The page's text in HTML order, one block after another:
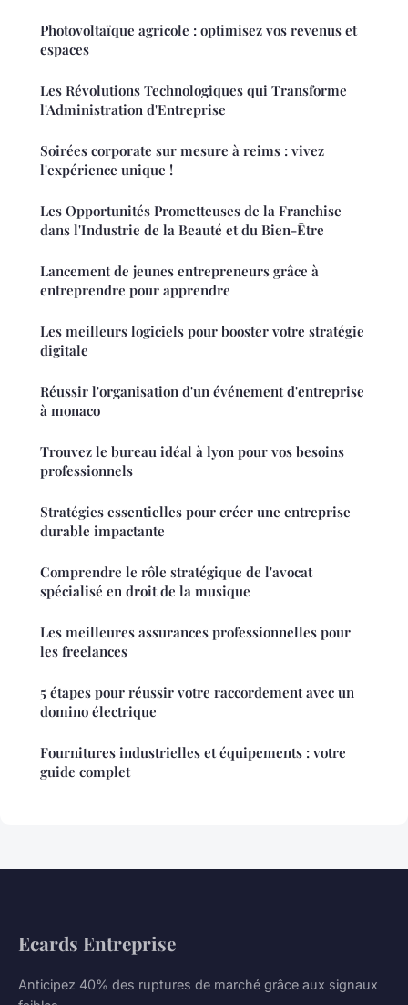
Photovoltaïque agricole : optimisez vos revenus et
espaces
Les Révolutions Technologiques qui Transforme
l'Administration d'Entreprise
Soirées corporate sur mesure à reims : vivez
l'expérience unique !
Les Opportunités Prometteuses de la Franchise
dans l'Industrie de la Beauté et du Bien-Être
Lancement de jeunes entrepreneurs grâce à
entreprendre pour apprendre
Les meilleurs logiciels pour booster votre stratégie
digitale
Réussir l'organisation d'un événement d'entreprise
à monaco
Trouvez le bureau idéal à lyon pour vos besoins
professionnels
Stratégies essentielles pour créer une entreprise
durable impactante
Comprendre le rôle stratégique de l'avocat
spécialisé en droit de la musique
Les meilleures assurances professionnelles pour
les freelances
5 étapes pour réussir votre raccordement avec un
domino électrique
Fournitures industrielles et équipements : votre
guide complet
Ecards Entreprise
Anticipez 40% des ruptures de marché grâce aux signaux